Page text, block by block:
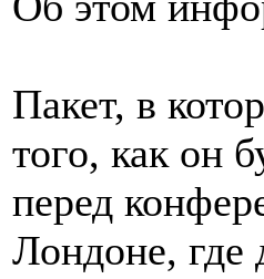
Пакет, в
того, как он
перед
Лондоне, где